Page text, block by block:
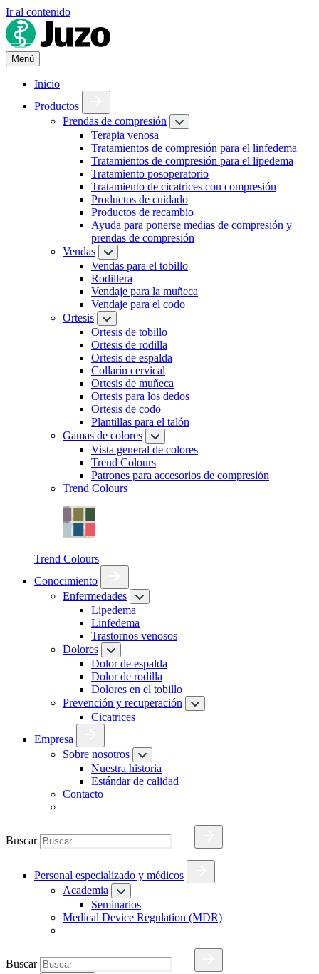
Ir al contenido
Menú
Inicio
Productos
Prendas de compresión
Terapia venosa
Tratamientos de compresión para el linfedema
Tratamientos de compresión para el lipedema
Tratamiento posoperatorio
Tratamiento de cicatrices con compresión
Productos de cuidado
Productos de recambio
Ayuda para ponerse medias de compresión y
prendas de compresión
Vendas
Vendas para el tobillo
Rodillera
Vendaje para la muñeca
Vendaje para el codo
Ortesis
Ortesis de tobillo
Ortesis de rodilla
Ortesis de espalda
Collarín cervical
Ortesis de muñeca
Ortesis para los dedos
Ortesis de codo
Plantillas para el talón
Gamas de colores
Vista general de colores
Trend Colours
Patrones para accesorios de compresión
Trend Colours
Trend Colours
Conocimiento
Enfermedades
Lipedema
Linfedema
Trastornos venosos
Dolores
Dolor de espalda
Dolor de rodilla
Dolores en el tobillo
Prevención y recuperación
Cicatrices
Empresa
Sobre nosotros
Nuestra historia
Estándar de calidad
Contacto
Buscar
Personal especializado y médicos
Academia
Seminarios
Medical Device Regulation (MDR)
Buscar